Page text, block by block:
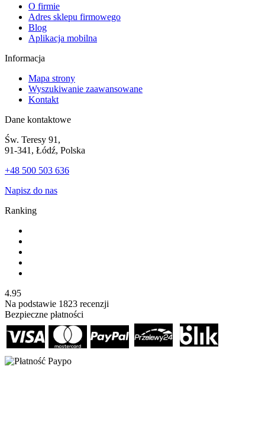
O firmie
Adres sklepu firmowego
Blog
Aplikacja mobilna
Informacja
Mapa strony
Wyszukiwanie zaawansowane
Kontakt
Dane kontaktowe
Św. Teresy 91,
91-341, Łódź, Polska
+48 500 503 636
Napisz do nas
Ranking
4.95
Na podstawie 1823 recenzji
Bezpieczne płatności